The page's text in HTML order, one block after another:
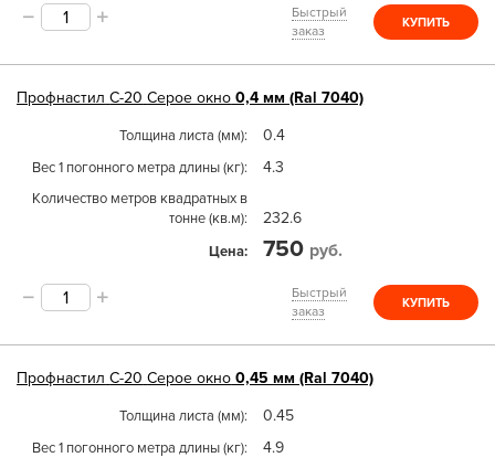
Быстрый
заказ
КУПИТЬ
Профнастил С-20 Серое окно 0,4 мм (Ral 7040)
Толщина листа (мм) 0.4
Вес 1 погонного метра длины (кг) 4.3
Количество метров квадратных в
тонне (кв.м)
232.6
Цена 750 руб.
Быстрый
заказ
КУПИТЬ
Профнастил С-20 Серое окно 0,45 мм (Ral 7040)
Толщина листа (мм) 0.45
Вес 1 погонного метра длины (кг) 4.9